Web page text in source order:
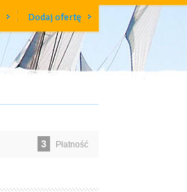
Dodaj ofertę
3 Płatność